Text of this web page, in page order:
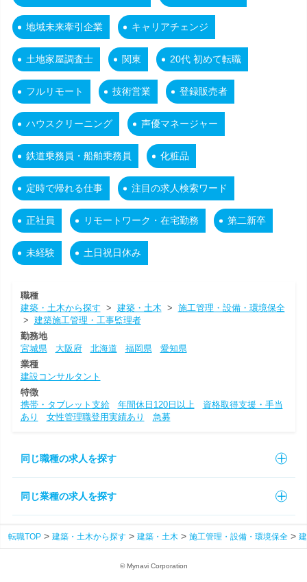
地域未来牽引企業 キャリアチェンジ
土地家屋調査士 関東 20代 初めて転職
フルリモート 技術営業 登録販売者
ハウスクリーニング 声優マネージャー
鉄道乗務員・船舶乗務員 化粧品
定時で帰れる仕事 注目の求人検索ワード
正社員 リモートワーク・在宅勤務 第二新卒
未経験 土日祝日休み
職種
建築・土木から探す > 建築・土木 > 施工管理・設備・環境保全
> 建築施工管理・工事監理者
勤務地
宮城県
大阪府 北海道 福岡県
愛知県
業種
建設コンサルタント
特徴
携帯・タブレット支給
年間休日120日以上
資格取得支援・手当
あり
女性管理職登用実績あり 急募
同じ職種の求人を探す
同じ業種の求人を探す
転職TOP 建築・土木から探す 建築・土木 施工管理・設備・環境保全
© Mynavi Corporation